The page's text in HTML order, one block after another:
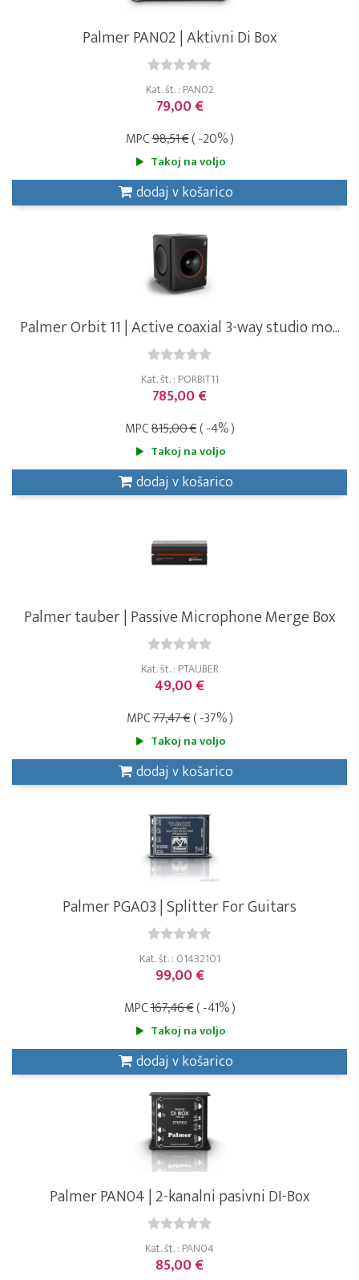
Palmer PAN02 | Aktivni Di Box
Kat. št. : PAN02
79,00 €
MPC98,51 €( -20% )
Takoj na voljo
dodaj v košarico
Palmer Orbit 11 | Active coaxial 3-way studio mo...
Kat. št. : PORBIT11
785,00 €
MPC815,00 €( -4% )
Takoj na voljo
dodaj v košarico
Palmer tauber | Passive Microphone Merge Box
Kat. št. : PTAUBER
49,00 €
MPC77,47 €( -37% )
Takoj na voljo
dodaj v košarico
Palmer PGA03 | Splitter For Guitars
Kat. št. : 01432101
99,00 €
MPC167,46 €( -41% )
Takoj na voljo
dodaj v košarico
Palmer PAN04 | 2-kanalni pasivni DI-Box
Kat. št. : PAN04
85,00 €